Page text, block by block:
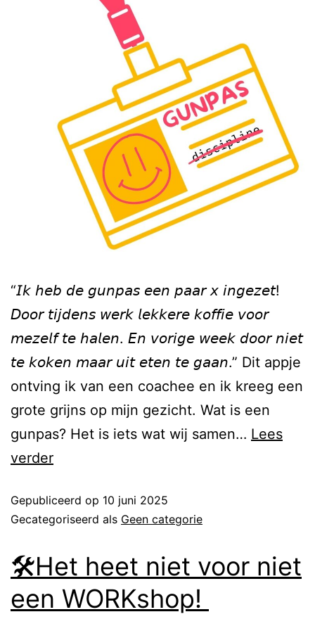
“𝘐𝘬 𝘩𝘦𝘣 𝘥𝘦 𝘨𝘶𝘯𝘱𝘢𝘴 𝘦𝘦𝘯 𝘱𝘢𝘢𝘳 𝘹 𝘪𝘯𝘨𝘦𝘻𝘦𝘵!
𝘋𝘰𝘰𝘳 𝘵𝘪𝘫𝘥𝘦𝘯𝘴 𝘸𝘦𝘳𝘬 𝘭𝘦𝘬𝘬𝘦𝘳𝘦 𝘬𝘰𝘧𝘧𝘪𝘦 𝘷𝘰𝘰𝘳
𝘮𝘦𝘻𝘦𝘭𝘧 𝘵𝘦 𝘩𝘢𝘭𝘦𝘯. 𝘌𝘯 𝘷𝘰𝘳𝘪𝘨𝘦 𝘸𝘦𝘦𝘬 𝘥𝘰𝘰𝘳 𝘯𝘪𝘦𝘵
𝘵𝘦 𝘬𝘰𝘬𝘦𝘯 𝘮𝘢𝘢𝘳 𝘶𝘪𝘵 𝘦𝘵𝘦𝘯 𝘵𝘦 𝘨𝘢𝘢𝘯.” Dit appje
ontving ik van een coachee en ik kreeg een
grote grijns op mijn gezicht. Wat is een
gunpas? Het is iets wat wij samen… Lees
verder
Gepubliceerd op 10 juni 2025
Gecategoriseerd als Geen categorie
🛠️Het heet niet voor niet
een WORKshop!